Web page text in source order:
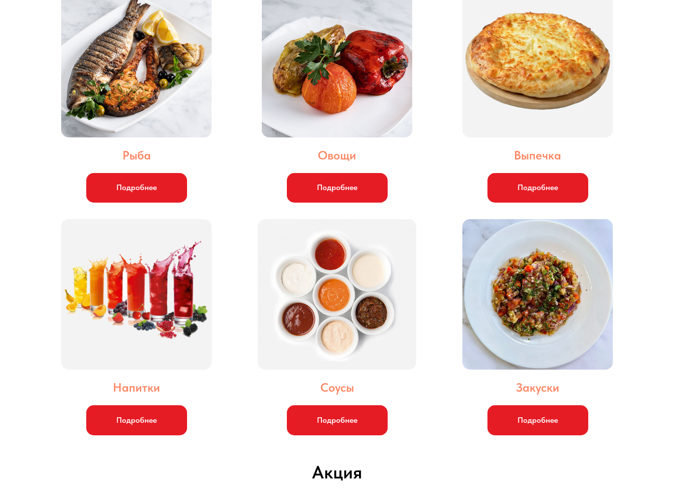
Рыба
Подробнее
Овощи
Подробнее
Выпечка
Подробнее
Напитки
Подробнее
Соусы
Подробнее
Закуски
Подробнее
Акция